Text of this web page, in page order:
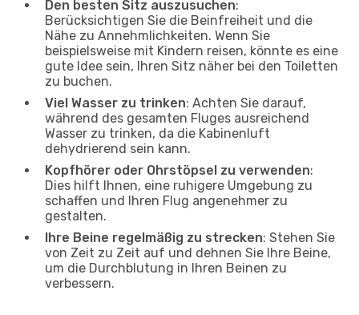
Den besten Sitz auszusuchen:
Berücksichtigen Sie die Beinfreiheit und die
Nähe zu Annehmlichkeiten. Wenn Sie
beispielsweise mit Kindern reisen, könnte es eine
gute Idee sein, Ihren Sitz näher bei den Toiletten
zu buchen.
Viel Wasser zu trinken: Achten Sie darauf,
während des gesamten Fluges ausreichend
Wasser zu trinken, da die Kabinenluft
dehydrierend sein kann.
Kopfhörer oder Ohrstöpsel zu verwenden:
Dies hilft Ihnen, eine ruhigere Umgebung zu
schaffen und Ihren Flug angenehmer zu
gestalten.
Ihre Beine regelmäßig zu strecken: Stehen Sie
von Zeit zu Zeit auf und dehnen Sie Ihre Beine,
um die Durchblutung in Ihren Beinen zu
verbessern.